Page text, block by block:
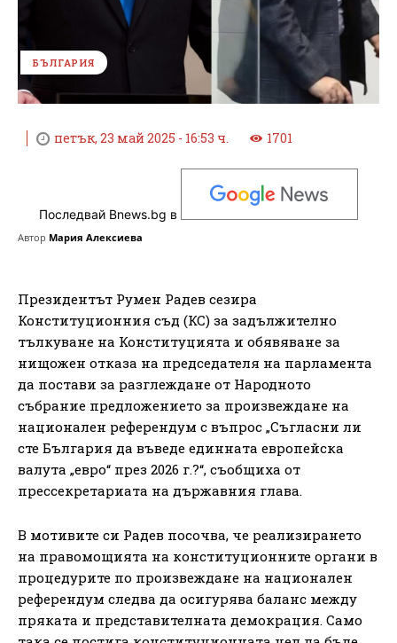
БЪЛГАРИЯ
петък, 23 май 2025 - 16:53 ч. 1701
Последвай Bnews.bg в
Автор Мария Алексиева
Президентът Румен Радев сезира
Конституционния съд (КС) за задължително
тълкуване на Конституцията и обявяване за
нищожен отказа на председателя на парламента
да постави за разглеждане от Народното
събрание предложението за произвеждане на
национален референдум с въпрос „Съгласни ли
сте България да въведе единната европейска
валута „евро“ през 2026 г.?“, съобщиха от
прессекретариата на държавния глава.
В мотивите си Радев посочва, че реализирането
на правомощията на конституционните органи в
процедурите по произвеждане на национален
референдум следва да осигурява баланс между
пряката и представителната демокрация. Само